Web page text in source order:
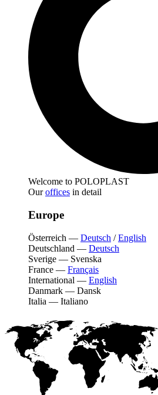
Welcome to POLOPLAST
Ouroffices in detail
Europe
Österreich — Deutsch /English
Deutschland — Deutsch
Sverige — Svenska
France — Français
International — English
Danmark — Dansk
Italia — Italiano